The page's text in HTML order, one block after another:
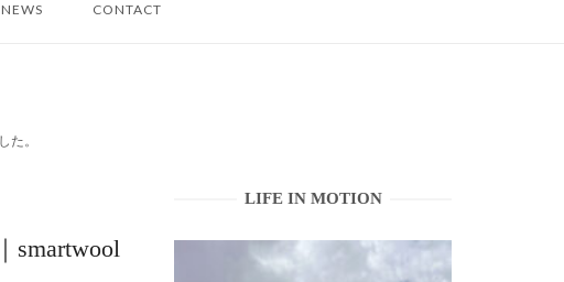
NEWS CONTACT
た。
smartwool
LIFE IN MOTION